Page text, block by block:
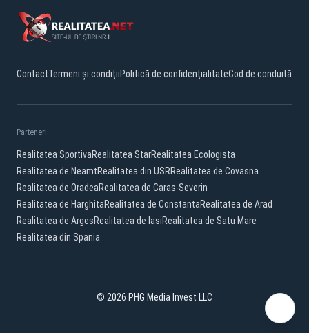
ContactTermeni și condițiiPolitică de confidențialitateCod de conduită
Parteneri:
Realitatea SportivaRealitatea StarRealitatea Ecologista
Realitatea de NeamtRealitatea din USRRealitatea de Covasna
Realitatea de OradeaRealitatea de Caras-Severin
Realitatea de HarghitaRealitatea de ConstantaRealitatea de Arad
Realitatea de ArgesRealitatea de IasiRealitatea de Satu Mare
Realitatea din Spania
© 2026 PHG Media Invest LLC